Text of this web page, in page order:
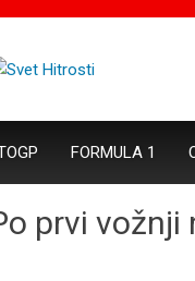
FORMULA 1
prvi vožnji